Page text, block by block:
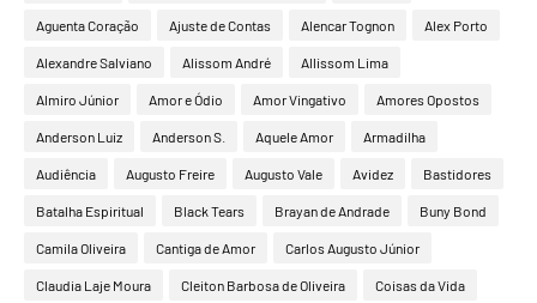
Aguenta Coração Ajuste de Contas Alencar Tognon Alex Porto
Alexandre Salviano Alissom André Allissom Lima
Almiro Júnior Amor e Ódio Amor Vingativo Amores Opostos
Anderson Luiz Anderson S. Aquele Amor Armadilha
Audiência Augusto Freire Augusto Vale Avidez Bastidores
Batalha Espiritual Black Tears Brayan de Andrade Buny Bond
Camila Oliveira Cantiga de Amor Carlos Augusto Júnior
Claudia Laje Moura Cleiton Barbosa de Oliveira Coisas da Vida